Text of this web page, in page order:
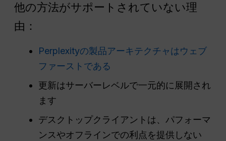
他の方法がサポートされていない理
由：
Perplexityの製品アーキテクチャはウェブ
ファーストである
更新はサーバーレベルで一元的に展開され
ます
デスクトップクライアントは、パフォーマ
ンスやオフラインでの利点を提供しない